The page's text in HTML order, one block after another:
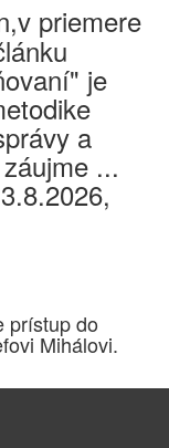
priemere
je
a
...
prístup do
Mihálovi.